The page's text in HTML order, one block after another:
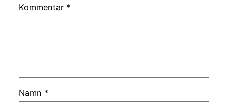
Kommentar *
Namn *